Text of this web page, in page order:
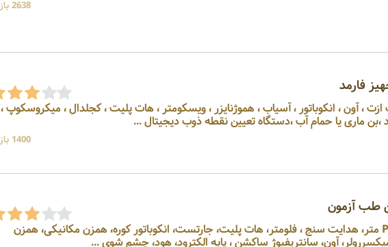
2638 بازدید
فارمد
تانک ازت ، آون ، انکوباتور ، آسیاب ، هموژنایزر ، ویسکومتر ، هات پلیت ، کجلدال ، میکروسکوپ ،
،بن ماری یا حمام آب ،دستگاه تعیین نقطه ذوب دیجیتال ...
1400 بازدید
طب آزمون
تولید کننده PH متر، هدایت سنج ، فلومتر، هات پلیت، جارتست، انکوباتور کوره، همزن مکانیکی، همزن
سانتریفیوژ ساکشن ، پایه الکترود، هود، چشم شوی ...